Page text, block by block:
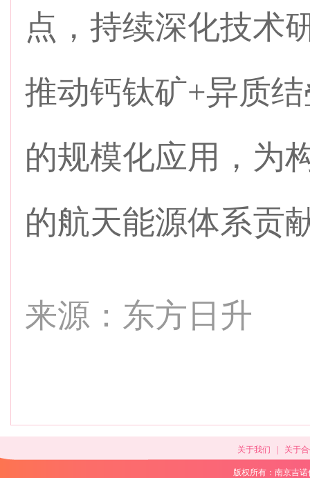
点，持续深化技术
推动钙钛矿+异质
的规模化应用，为
的航天能源体系贡
来源：东方日升
关于我们 关于
版权所有：南京吉